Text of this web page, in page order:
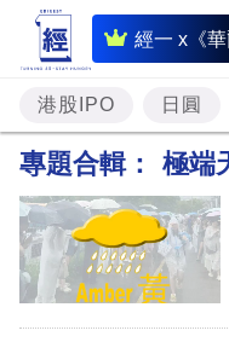
經一 x《華
即
時
財
經
題
投
資
港股IPO 日圓
專題合輯： 極端